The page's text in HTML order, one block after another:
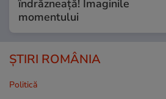
îndrăzneață! Imaginile
momentului
ȘTIRI ROMÂNIA
Politică